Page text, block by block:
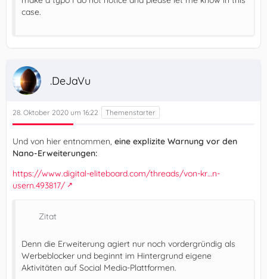
case.
.DeJaVu
28. Oktober 2020 um 16:22
Und von hier entnommen, eine explizite Warnung vor den
Nano-Erweiterungen:
https://www.digital-eliteboard.com/threads/von-kr…n-
usern.493817/
Zitat
Denn die Erweiterung agiert nur noch vordergründig als
Werbeblocker und beginnt im Hintergrund eigene
Aktivitäten auf Social Media-Plattformen.